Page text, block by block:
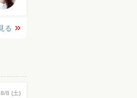
る
8/8 (土)